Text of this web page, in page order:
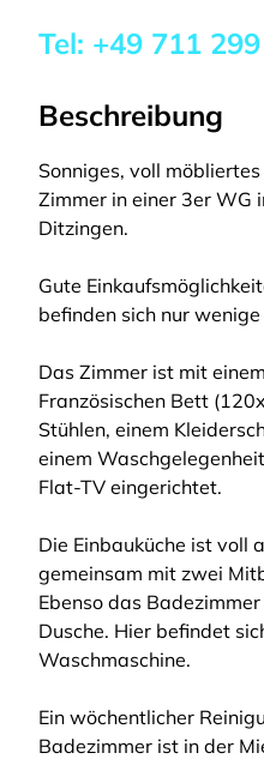
Tel: +49 711
Beschreibung
Sonniges, voll
Zimmer in einer 3er WG
Ditzingen.
Gute
befinden sich nur
Das Zimmer ist mit
Französischen Bett
Stühlen, einem
einem
Flat-TV eingerichtet.
Die Einbauküche ist voll
gemeinsam mit zwei
Ebenso das
Dusche. Hier befindet
Waschmaschine.
Ein wöchentlicher
Badezimmer ist in der